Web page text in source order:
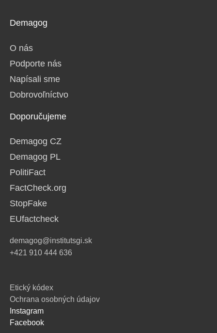
Demagog
O nás
Podporte nás
Napísali sme
Dobrovoľníctvo
Doporučujeme
Demagog CZ
Demagog PL
PolitiFact
FactCheck.org
StopFake
EUfactcheck
demagog@institutsgi.sk
+421 910 444 636
Etický kódex
Ochrana osobných údajov
Instagram
Facebook